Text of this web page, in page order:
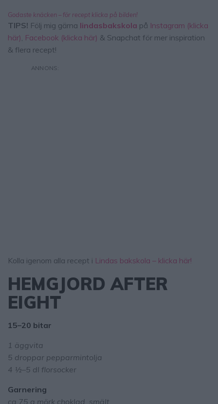
Godaste knäcken – för recept klicka på bilden!
TIPS! Följ mig gärna lindasbakskola på Instagram (klicka
här), Facebook (klicka här) & Snapchat för mer inspiration
& flera recept!
Kolla igenom alla recept i Lindas bakskola – klicka här!
HEMGJORD AFTER
EIGHT
15–20 bitar
1 äggvita
5 droppar pepparmintolja
4 ½–5 dl florsocker
Garnering
ca 75 g mörk choklad, smält